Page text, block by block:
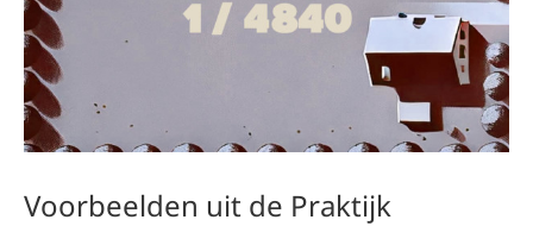
Voorbeelden uit de Praktijk